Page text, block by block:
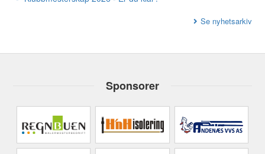
Se nyhetsarkiv
Sponsorer